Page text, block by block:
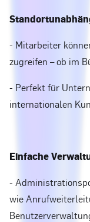
- Mitarbeiter
zugreifen – ob im
- Perfekt für
internationalen
Einfache
-
wie